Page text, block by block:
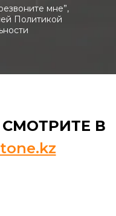
мне”,
Политикой
В